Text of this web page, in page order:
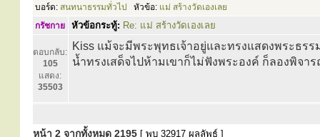
บอร์ด: สนทนาธรรมทั่วไป หัวข้อ: แม่ สร้างวัดเองเลย
กรัชกาย
หัวข้อกระทู้: Re: แม่ สร้างวัดเองเลย
ตอบกลับ:
105
แสดง:
35503
Kiss แม้จะมีพระพุทธเจ้าอยู่และทรงแสดงพระธ
น้ำทรงเสด็จไปห้ามเขาก็ไม่ฟังพระองค์ ก็ลองพิจ
หน้า 2 จากทั้งหมด 2195 [ พบ 32917 ผลลัพธ์ ]